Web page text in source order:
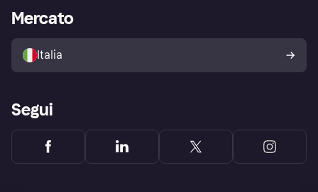
Esplora i negozi
Politica di protezione
dell'acquirente Klarna
Accesso aziende
Mercato
Italia
Segui